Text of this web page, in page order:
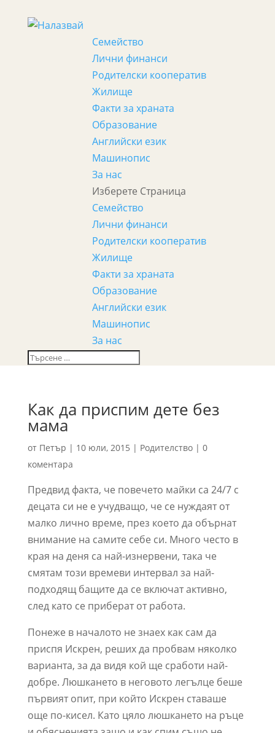
Семейство
Лични финанси
Родителски кооператив
Жилище
Факти за храната
Образование
Английски език
Машинопис
За нас
Изберете Страница
Семейство
Лични финанси
Родителски кооператив
Жилище
Факти за храната
Образование
Английски език
Машинопис
За нас
Как да приспим дете без
мама
от Петър | 10 юли, 2015 | Родителство| 0
коментара
Предвид факта, че повечето майки са 24/7 с
децата си не е учудващо, че се нуждаят от
малко лично време, през което да обърнат
внимание на самите себе си. Много често в
края на деня са най-изнервени, така че
смятам този времеви интервал за най-
подходящ бащите да се включат активно,
след кaто се приберaт от рaботa.
Понеже в началото не знаех как сам да
приспя Искрен, реших да пробвам няколко
варианта, за да видя кой ще сработи най-
добре. Люшкането в неговото легълце беше
първият опит, при който Искрен ставаше
още по-кисел. Като цяло люшкането на ръце